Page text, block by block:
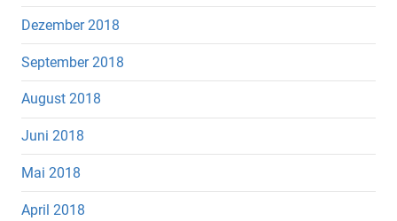
Dezember 2018
September 2018
August 2018
Juni 2018
Mai 2018
April 2018